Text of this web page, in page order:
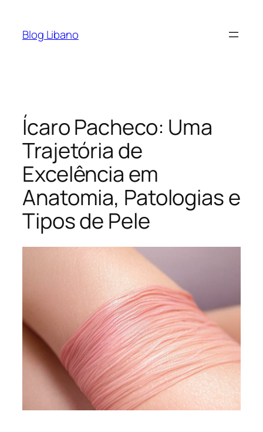
Blog Libano
Ícaro Pacheco: Uma
Trajetória de
Excelência em
Anatomia, Patologias e
Tipos de Pele